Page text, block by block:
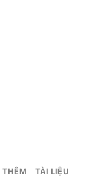
THÊM TÀI LIỆU